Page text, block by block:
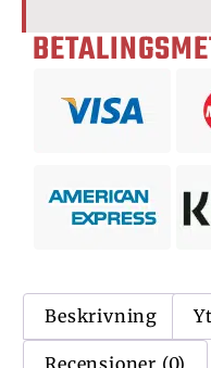
Beskrivning